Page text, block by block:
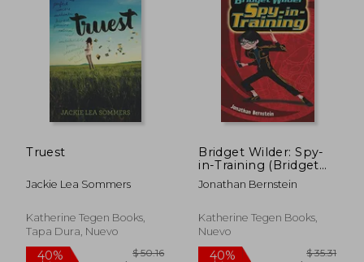
Truest
Jackie Lea Sommers
Katherine Tegen Books,
Tapa Dura, Nuevo
Bridget Wilder: Spy-
in-Training (Bridget
Wilder Series)
Jonathan Bernstein
Katherine Tegen Books,
Nuevo